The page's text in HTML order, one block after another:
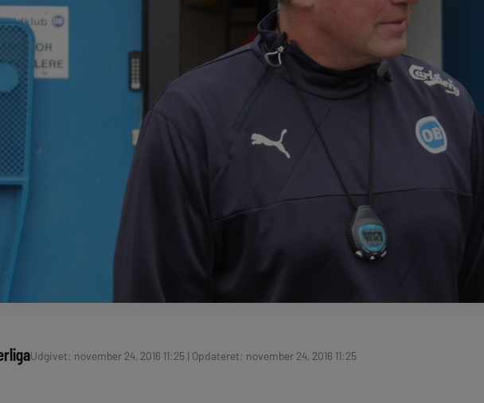
Udgivet: november 24, 2016 11:25 | Opdateret: november 24, 2016 11:25